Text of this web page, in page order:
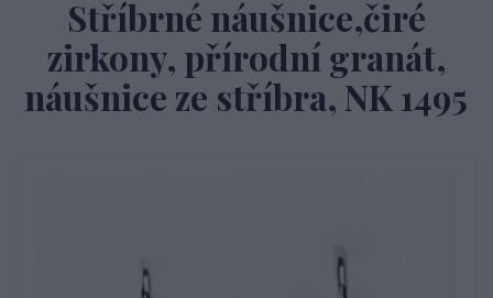
Stříbrné náušnice,čiré
zirkony, přírodní granát,
náušnice ze stříbra, NK 1495